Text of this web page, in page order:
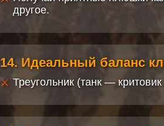
другое.
14. Идеальный баланс
Треугольник (танк —